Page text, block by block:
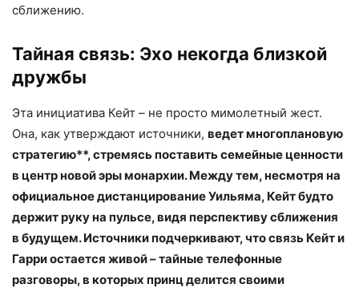
сближению.
Тайная связь: Эхо некогда близкой
дружбы
Эта инициатива Кейт – не просто мимолетный жест.
Она, как утверждают источники, ведет многоплановую
стратегию**, стремясь поставить семейные ценности
в центр новой эры монархии. Между тем, несмотря на
официальное дистанцирование Уильяма, Кейт будто
держит руку на пульсе, видя перспективу сближения
в будущем. Источники подчеркивают, что связь Кейт и
Гарри остается живой – тайные телефонные
разговоры, в которых принц делится своими